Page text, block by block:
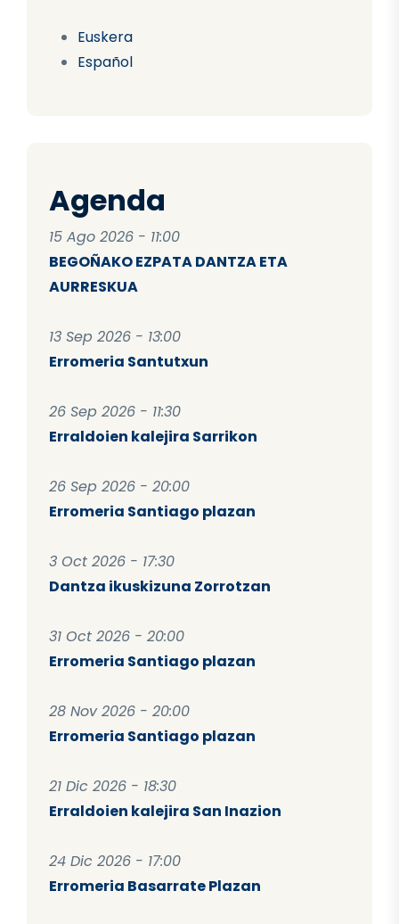
Euskera
Español
Agenda
15 Ago 2026 - 11:00
BEGOÑAKO EZPATA DANTZA ETA
AURRESKUA
13 Sep 2026 - 13:00
Erromeria Santutxun
26 Sep 2026 - 11:30
Erraldoien kalejira Sarrikon
26 Sep 2026 - 20:00
Erromeria Santiago plazan
3 Oct 2026 - 17:30
Dantza ikuskizuna Zorrotzan
31 Oct 2026 - 20:00
Erromeria Santiago plazan
28 Nov 2026 - 20:00
Erromeria Santiago plazan
21 Dic 2026 - 18:30
Erraldoien kalejira San Inazion
24 Dic 2026 - 17:00
Erromeria Basarrate Plazan